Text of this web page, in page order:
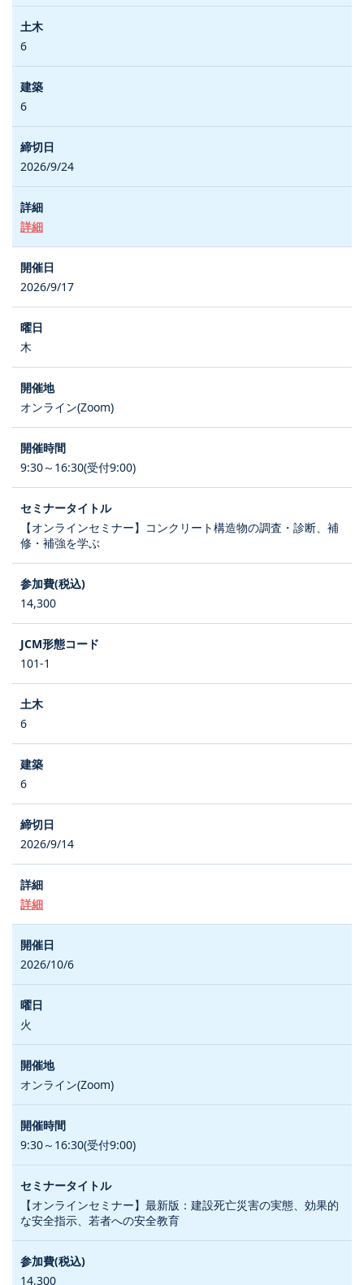
6
6
2026/9/24
詳細
2026/9/17
木
オンライン(Zoom)
9:30～16:30(受付9:00)
【オンラインセミナー】コンクリート構造物の調査・診断、補
修・補強を学ぶ
14,300
101-1
6
6
2026/9/14
詳細
2026/10/6
火
オンライン(Zoom)
9:30～16:30(受付9:00)
【オンラインセミナー】最新版：建設死亡災害の実態、効果的
な安全指示、若者への安全教育
14,300